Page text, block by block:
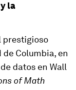
la
prestigioso
Columbia, en
datos en Wall
of Math